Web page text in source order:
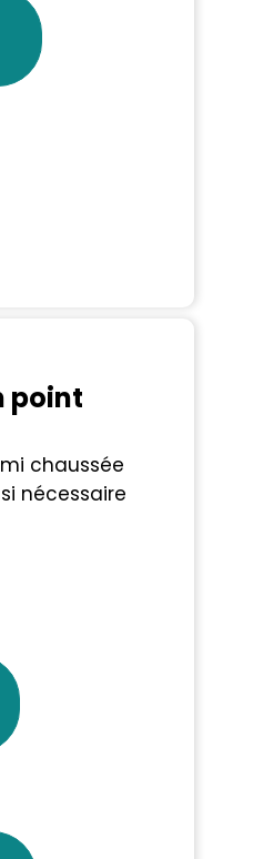
point
chaussée
nécessaire